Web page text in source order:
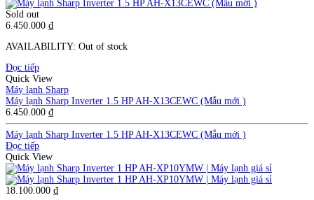
Sold out
6.450.000 ₫
AVAILABILITY: Out of stock
Đọc tiếp
Quick View
Máy lạnh Sharp
Máy lạnh Sharp Inverter 1.5 HP AH-X13CEWC (Mẫu mới )
6.450.000 ₫
Máy lạnh Sharp Inverter 1.5 HP AH-X13CEWC (Mẫu mới )
Đọc tiếp
Quick View
18.100.000 ₫